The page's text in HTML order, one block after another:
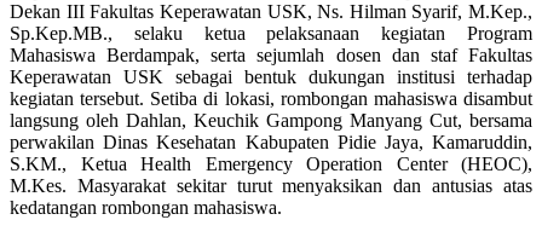
Dekan III Fakultas Keperawatan USK, Ns. Hilman Syarif, M.Kep.,
Sp.Kep.MB., selaku ketua pelaksanaan kegiatan Program
Mahasiswa Berdampak, serta sejumlah dosen dan staf Fakultas
Keperawatan USK sebagai bentuk dukungan institusi terhadap
kegiatan tersebut. Setiba di lokasi, rombongan mahasiswa disambut
langsung oleh Dahlan, Keuchik Gampong Manyang Cut, bersama
perwakilan Dinas Kesehatan Kabupaten Pidie Jaya, Kamaruddin,
S.KM., Ketua Health Emergency Operation Center (HEOC),
M.Kes. Masyarakat sekitar turut menyaksikan dan antusias atas
kedatangan rombongan mahasiswa.